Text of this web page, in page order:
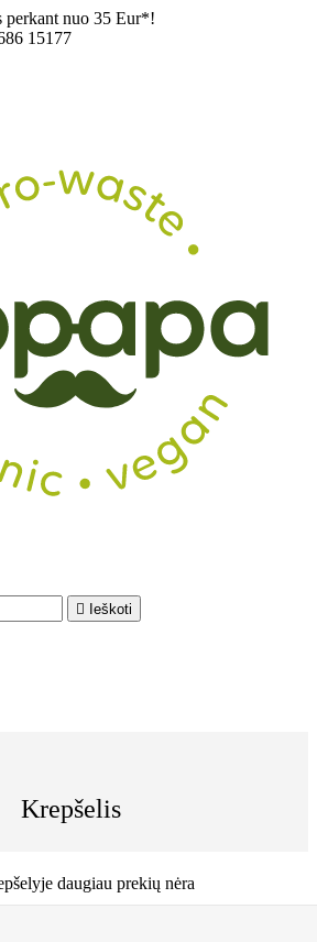
perkant nuo 35 Eur*!
15177

Ieškoti
Krepšelis
daugiau prekių nėra